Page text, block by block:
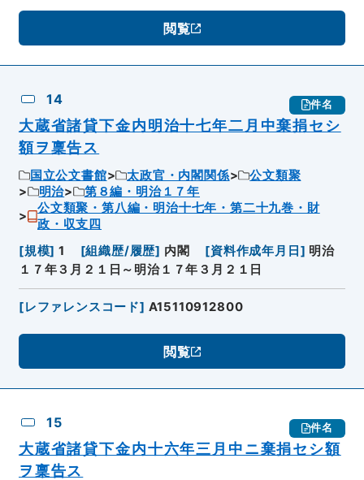
閲覧
14 件名
大蔵省諸貸下金内明治十七年二月中棄捐セシ
額ヲ稟告ス
国立公文書館 太政官・内閣関係
公文類聚
明治
第８編・明治１７年
公文類聚・第八編・明治十七年・第二十九巻・財
政・収支四
[規模] 1 [組織歴/履歴] 内閣 [資料作成年月日 ] 明治
１７年３月２１日～明治１７年３月２１日
[レファレンスコード] A15110912800
閲覧
15 件名
大蔵省諸貸下金内十六年三月中ニ棄捐セシ額
ヲ稟告ス